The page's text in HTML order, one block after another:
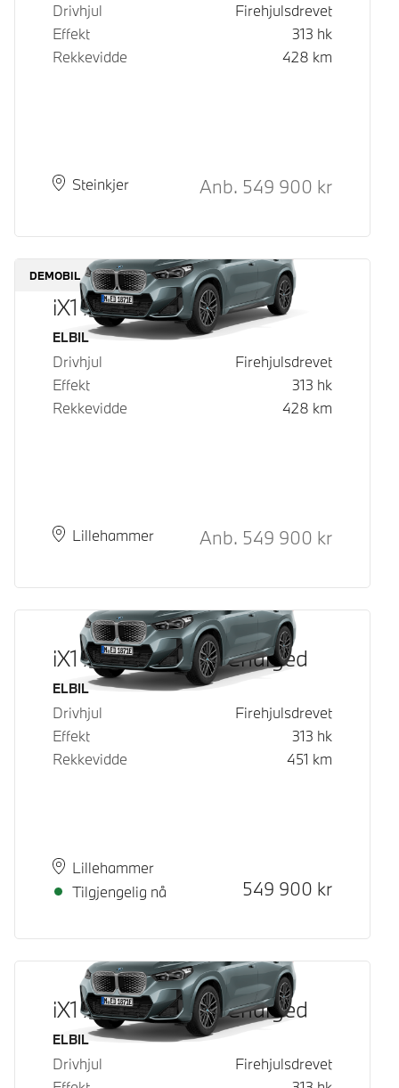
Drivhjul
Firehjulsdrevet
Effekt
313 hk
Rekkevidde
428 km
PlassSteinkjer
Leveringstid Kontantpris
Anb. 549 900 kr
DEMOBIL
iX1 xDrive30
Drivstoff
ELBIL
Drivhjul
Firehjulsdrevet
Effekt
313 hk
Rekkevidde
428 km
PlassLillehammer
Leveringstid Kontantpris
Anb. 549 900 kr
iX1 xDrive30 Fully Charged
Drivstoff
ELBIL
Drivhjul
Firehjulsdrevet
Effekt
313 hk
Rekkevidde
451 km
PlassLillehammer
Leveringstid
Tilgjengelig nå
Kontantpris
549 900 kr
iX1 xDrive30 Fully Charged
Drivstoff
ELBIL
Drivhjul
Firehjulsdrevet